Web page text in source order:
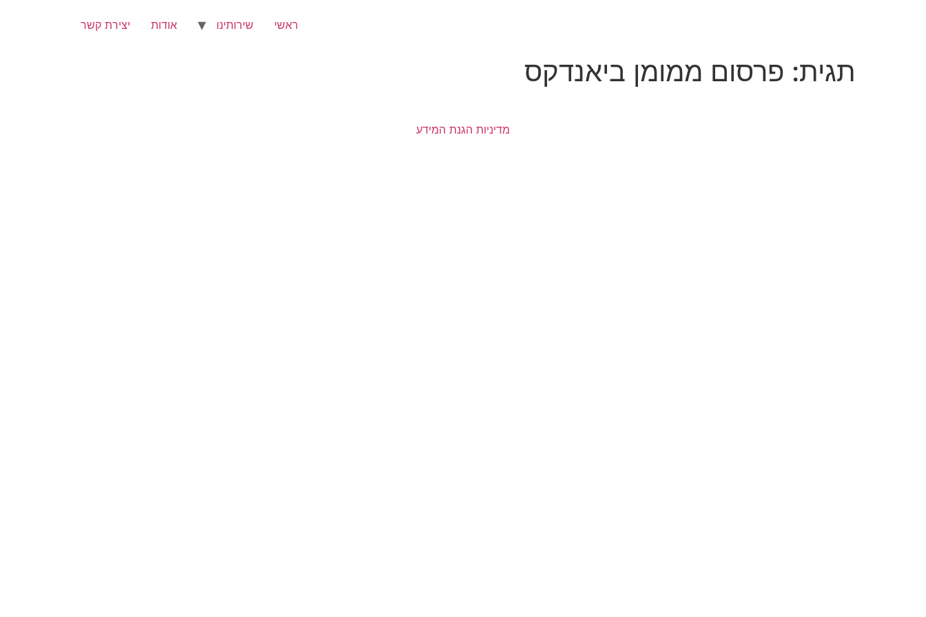
ראשי שירותינו אודות יצירת קשר
תגית: פרסום ממומן ביאנדקס
מדיניות הגנת המידע